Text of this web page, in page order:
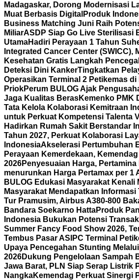
Madagaskar, Dorong Modernisasi
Muat Berbasis Digital Produk
Business Matching Juni Raih
MiliarASDP Siap Go Live Sterilisasi
UtamaHadiri Perayaan 1 Tahun
Integrated Cancer Center (SWICC),
Kesehatan Gratis Langkah
Deteksi Dini KankerTingkatkan
Operasikan Terminal 2 Petikemas
PriokPerum BULOG Ajak
Jaga Kualitas BerasKemenko PMK
Tata Kelola Kolaborasi Kemitraan
untuk Perkuat Kompetensi Talenta
Hadirkan Rumah Sakit Berstandar
Tahun 2027, Perkuat Kolaborasi
IndonesiaAkselerasi Pertumbuhan
Perayaan Kemerdekaan,
2026Penyesuaian Harga, Pertamina
menurunkan Harga Pertamax per 1
BULOG Edukasi Masyarakat Kenali
Masyarakat Mendapatkan Informasi
Tur Pramusim, Airbus A380-800
Bandara Soekarno HattaProduk
Indonesia Bukukan Potensi
Summer Fancy Food Show 2026,
Tembus Pasar AS IPC Terminal
Upaya Pencegahan Stunting
2026Dukung Pengelolaan Sampah
Jawa Barat, PLN Siap Serap Listrik
NangkaKemendag Perkuat Sinergi